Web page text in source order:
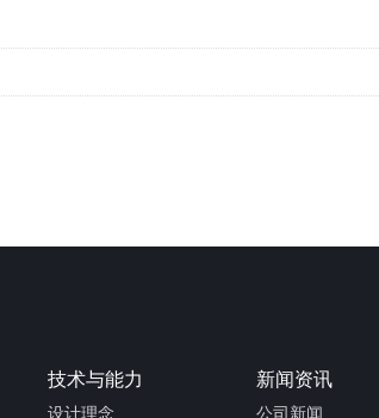
技术与能力
设计理念
新闻资讯
公司新闻